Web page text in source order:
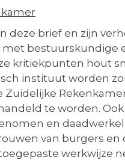
deze brief en zijn
bestuurskundige
kritiekpunten hout
instituut worden
te worden.
en
van burgers
werkwijze